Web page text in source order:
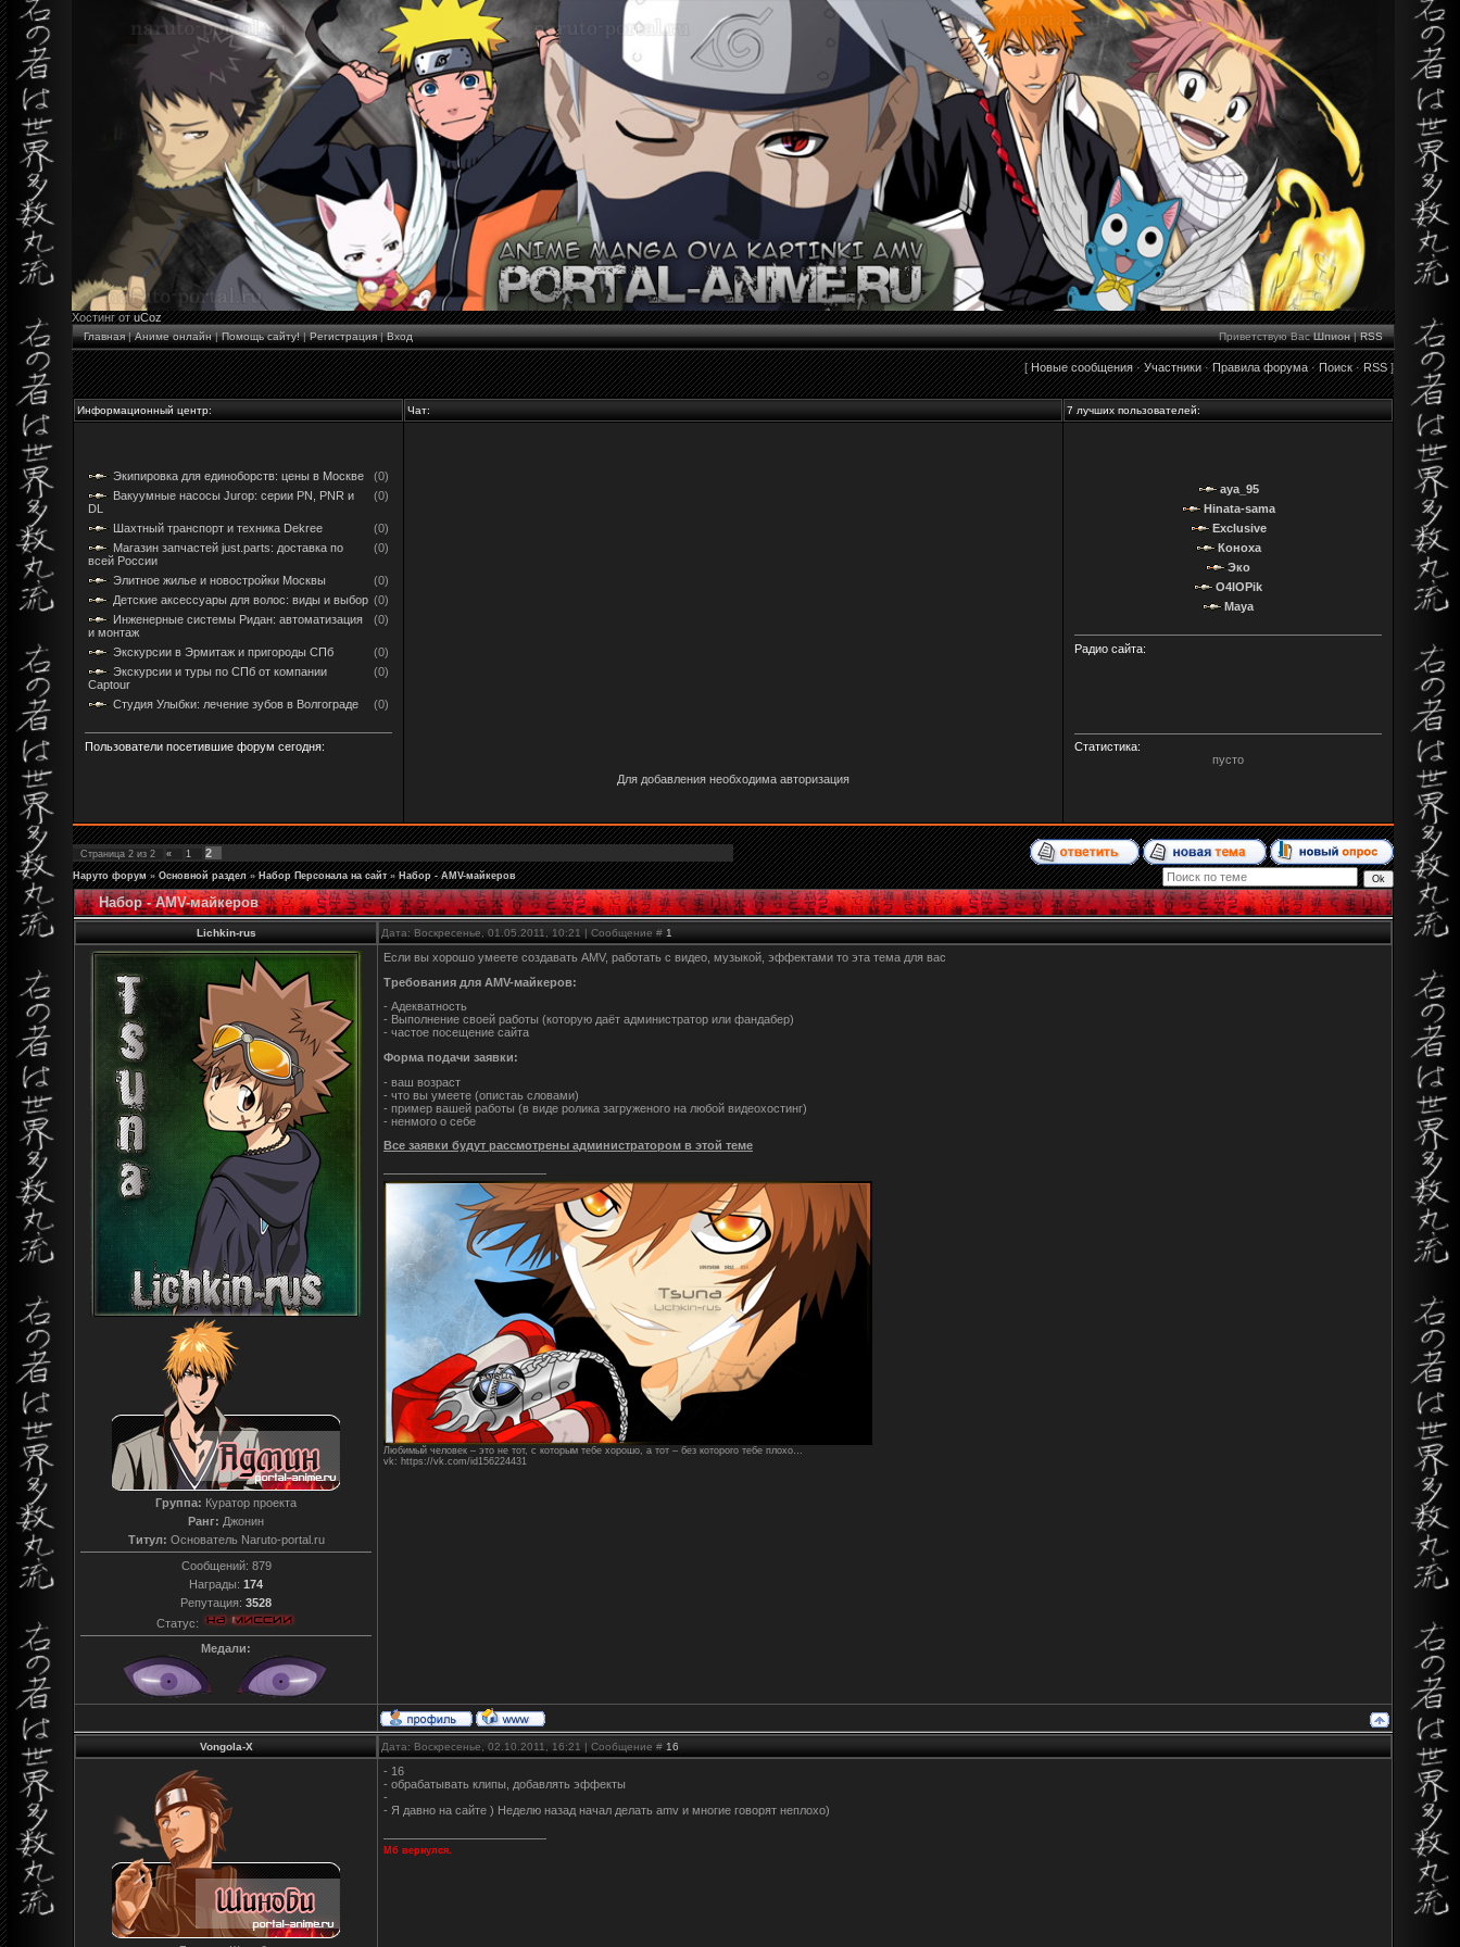
Хостинг отuCoz
Главная|Аниме онлайн|Помощь сайту!|Регистрация|Вход Приветствую Вас Шпион|RSS
[Новые сообщения·Участники·Правила форума·Поиск·RSS]
Информационный центр: Чат: 7 лучших пользователей:
Экипировка для единоборств: цены в Москве
(0)
Вакуумные насосы Jurop: серии PN, PNR и
DL
(0)
Шахтный транспорт и техника Dekree
(0)
Магазин запчастей just.parts: доставка по
всей России
(0)
Элитное жилье и новостройки Москвы
(0)
Детские аксессуары для волос: виды и выбор (0)
Инженерные системы Ридан: автоматизация
и монтаж
(0)
Экскурсии в Эрмитаж и пригороды СПб
(0)
Экскурсии и туры по СПб от компании
Captour
(0)
Студия Улыбки: лечение зубов в Волгограде (0)
Пользователи посетившие форум сегодня:
Для добавления необходима авторизация
aya_95
Hinata-sama
Exclusive
Коноха
Эко
O4IOPik
Maya
Радио сайта:
Статистика:
пусто
Страница 2 из 2 « 1 2
Наруто форум » Основной раздел » Набор Персонала на сайт » Набор - AMV-майкеров
Набор - AMV-майкеров
Lichkin-rus Дата: Воскресенье, 01.05.2011, 10:21 | Сообщение # 1
Группа: Куратор проекта
Ранг: Джонин
Титул: Основатель Naruto-portal.ru
Сообщений: 879
Награды: 174
Репутация: 3528
Статус:
Медали:
Если вы хорошо умеете создавать AMV, работать с видео, музыкой, эффектами то эта тема для вас
Требования для AMV-майкеров:
- Адекватность
- Выполнение своей работы (которую даёт администратор или фандабер)
- частое посещение сайта
Форма подачи заявки:
- ваш возраст
- что вы умеете (опистаь словами)
- пример вашей работы (в виде ролика загруженого на любой видеохостинг)
- ненмого о себе
Все заявки будут рассмотрены администратором в этой теме
Любимый человек – это не тот, с которым тебе хорошо, а тот – без которого тебе плохо…
vk: https://vk.com/id156224431
Vongola-X Дата: Воскресенье, 02.10.2011, 16:21 | Сообщение # 16
- 16
- обрабатывать клипы, добавлять эффекты
-
- Я давно на сайте ) Неделю назад начал делать amv и многие говорят неплохо)
Мб вернулся.